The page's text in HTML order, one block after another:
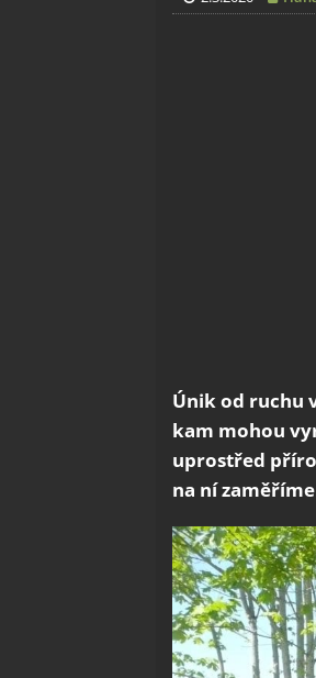
Únik od ruchu
kam mohou
uprostřed
na ní